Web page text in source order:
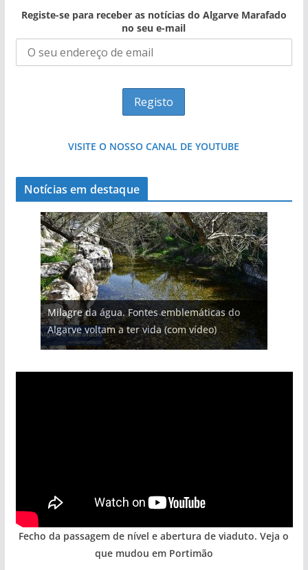
Registe-se para receber as notícias do Algarve Marafado
no seu e-mail
VISITE O NOSSO CANAL DE YOUTUBE
Notícias em destaque
Milagre da água. Fontes emblemáticas do
Algarve voltam a ter vida (com vídeo)
Tempestades roubam areia de praias e põem
arribas em risco no Algarve (com vídeo)
Foto do dia: uma cidade algarvia que cresceu
entre redes e fábricas
Tapas do mar a 3 euros cada. Nova rota
gastronómica nasce no Algarve
Projeto milionário: investimento de 108
milhões de euros na construção de dois
hotéis (com vídeo)
Fecho da passagem de nível e abertura de viaduto. Veja o
que mudou em Portimão